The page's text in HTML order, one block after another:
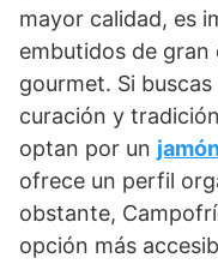
mayor calidad, es
embutidos de
gourmet. Si
curación y
optan por un
ofrece un perfil
obstante,
opción más